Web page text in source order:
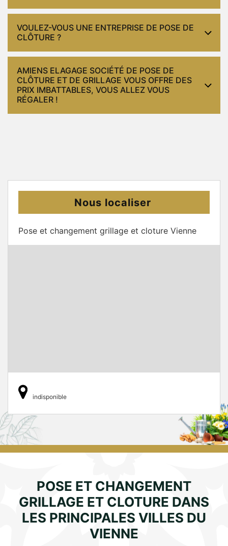
VOULEZ-VOUS UNE ENTREPRISE DE POSE DE
CLÔTURE ?
AMIENS ELAGAGE SOCIÉTÉ DE POSE DE
CLÔTURE ET DE GRILLAGE VOUS OFFRE DES
PRIX IMBATTABLES, VOUS ALLEZ VOUS
RÉGALER !
Nous localiser
Pose et changement grillage et cloture Vienne
indisponible
POSE ET CHANGEMENT
GRILLAGE ET CLOTURE DANS
LES PRINCIPALES VILLES DU
VIENNE